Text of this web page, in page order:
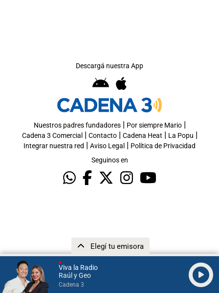
Viva la Radio
Raúl y Geo
Cadena 3
Elegí tu emisora
Descargá nuestra App
Nuestros padres fundadores| Por siempre Mario|
Cadena 3 Comercial | Contacto| Cadena Heat | La Popu |
Integrar nuestra red | Aviso Legal | Política de Privacidad
Seguinos en